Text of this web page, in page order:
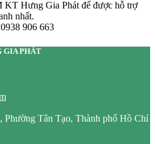
Hưng Gia Phát để được hỗ trợ
nhất.
906 663
GIA PHÁT
Phường Tân Tạo, Thành phố Hồ Chí